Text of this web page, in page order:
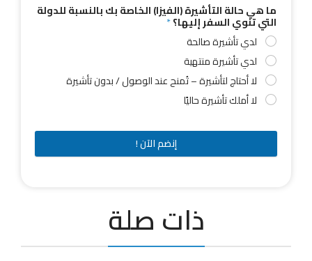
ما هي حالة التأشيرة (الفيزا) الخاصة بك بالنسبة للدولة
التي تنوي السفر إليها؟*
لدي تأشيرة صالحة
لدي تأشيرة منتهية
لا أحتاج لتأشيرة – تُمنح عند الوصول / بدون تأشيرة
لا أملك تأشيرة حاليًا
إنضم الآن !
ذات صلة